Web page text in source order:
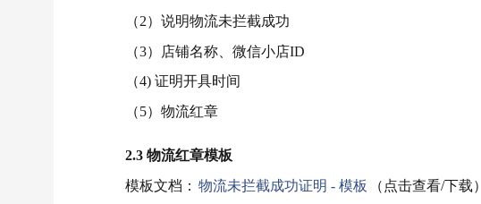
（2）说明物流未拦截成功
（3）店铺名称、微信小店ID
（4) 证明开具时间
（5）物流红章
2.3 物流红章模板
模板文档： 物流未拦截成功证明 - 模板
（点击查看/下载）